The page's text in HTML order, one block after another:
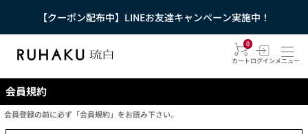
【クーポン配布中】LINEお友達キャンペーン実施中！
0
カートログインメニュー
会員規約
会員登録の前に必ず「会員規約」をお読み下さい。